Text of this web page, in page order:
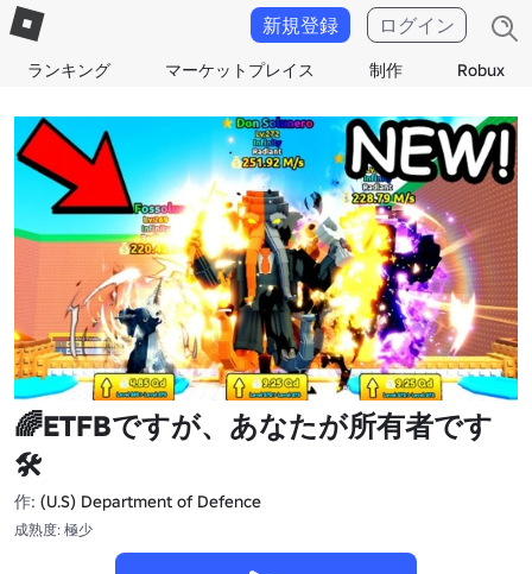
ランキング マーケットプレイス 制作 Robux
新規登録 ログイン
🌈ETFBですが、あなたが所有者です
🛠️
作: (U.S) Department of Defence
成熟度: 極少